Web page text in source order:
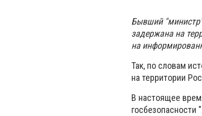
Бывший
задержана на
на
Так, по словам
на территории
В настоящее
госбезопасности